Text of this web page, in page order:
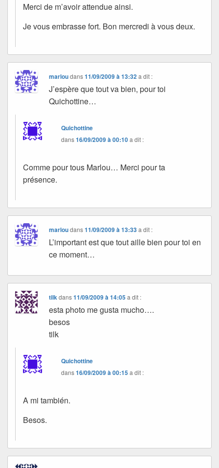
Merci de m’avoir attendue ainsi.
Je vous embrasse fort. Bon mercredi à vous deux.
marloudans11/09/2009 à 13:32 a dit :
J’espère que tout va bien, pour toi
Quichottine…
Quichottine
dans16/09/2009 à 00:10a dit :
Comme pour tous Marlou… Merci pour ta
présence.
marloudans11/09/2009 à 13:33 a dit :
L’important est que tout aille bien pour toi en
ce moment…
tilkdans11/09/2009 à 14:05 a dit :
esta photo me gusta mucho….
besos
tilk
Quichottine
dans16/09/2009 à 00:15a dit :
A mi también.
Besos.